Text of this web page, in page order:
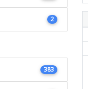
2
383